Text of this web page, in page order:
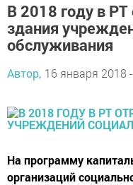
В 2018 году в
здания
обслуживания
Автор, 16 января 2018
На программу
организаций